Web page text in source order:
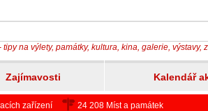
na výlety, památky, kultura, kina, galerie, výstavy,
Zajímavosti Kalendář
zařízení 24 208 Míst a památek